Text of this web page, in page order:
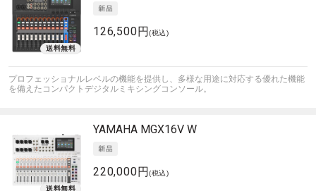
126,500円(税込)
プロフェッショナルレベルの機能を提供し、多様な用途に対応する優れた機能
を備えたコンパクトデジタルミキシングコンソール。
YAMAHA MGX16V W
220,000円(税込)